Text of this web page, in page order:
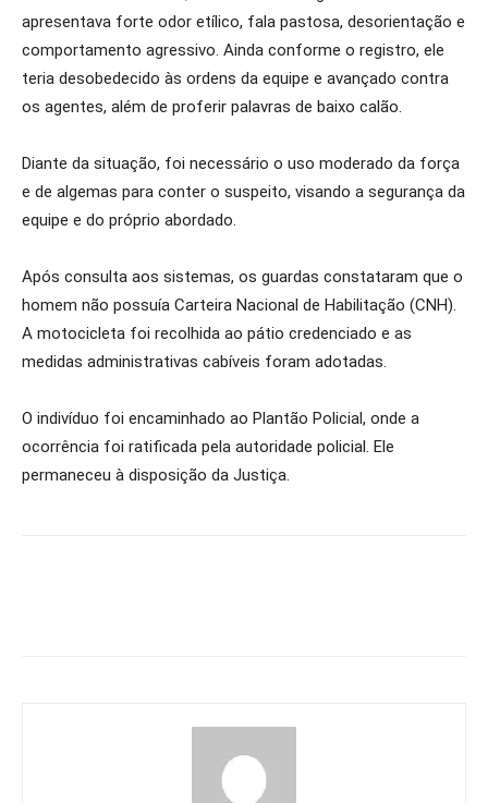
apresentava forte odor etílico, fala pastosa, desorientação e
comportamento agressivo. Ainda conforme o registro, ele
teria desobedecido às ordens da equipe e avançado contra
os agentes, além de proferir palavras de baixo calão.
Diante da situação, foi necessário o uso moderado da força
e de algemas para conter o suspeito, visando a segurança da
equipe e do próprio abordado.
Após consulta aos sistemas, os guardas constataram que o
homem não possuía Carteira Nacional de Habilitação (CNH).
A motocicleta foi recolhida ao pátio credenciado e as
medidas administrativas cabíveis foram adotadas.
O indivíduo foi encaminhado ao Plantão Policial, onde a
ocorrência foi ratificada pela autoridade policial. Ele
permaneceu à disposição da Justiça.